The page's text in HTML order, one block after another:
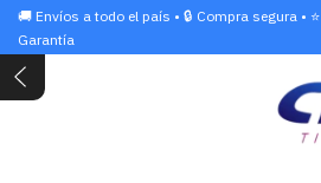
🚚 Envíos a todo el país • 🔒 Compra segura • ⭐
Garantía